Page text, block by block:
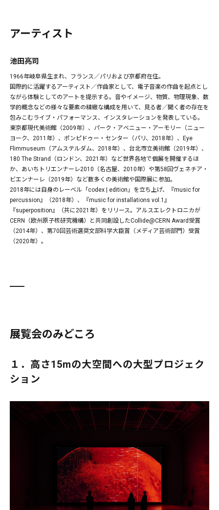
アーティスト
池田亮司
1966年岐阜県生まれ、フランス／パリおよび京都府在住。
国際的に活躍するアーティスト／作曲家として、電子音楽の作曲を起点とし
ながら体験としてのアートを提示する。音やイメージ、物質、物理現象、数
学的概念などの様々な要素の精緻な構成を用いて、見る者／聞く者の存在を
包みこむライブ・パフォーマンス、インスタレーションを発表している。
東京都現代美術館（2009年）、パーク・アベニュー・アーモリー（ニュー
ヨーク、2011年）、ポンピドゥー・センター（パリ、2018年）、Eye
Flimmuseum（アムステルダム、2018年）、台北市立美術館（2019年）、
180 The Strand（ロンドン、2021年）など世界各地で個展を開催するほ
か、あいちトリエンナーレ2010（名古屋、2010年）や第58回ヴェネチア・
ビエンナーレ（2019年）など数多くの美術館や国際展に参加。
2018年には自身のレーベル「codex | edition」を立ち上げ、『music for
percussion』（2018年）、『music for installations vol.1』
『superposition』（共に2021年）をリリース。アルスエレクトロニカが
CERN（欧州原子核研究機構）と共同創設したCollide@CERN Award受賞
（2014年）、第70回芸術選奨文部科学大臣賞（メディア芸術部門）受賞
（2020年）。
展覧会のみどころ
１．高さ15mの大空間への大型プロジェク
ション